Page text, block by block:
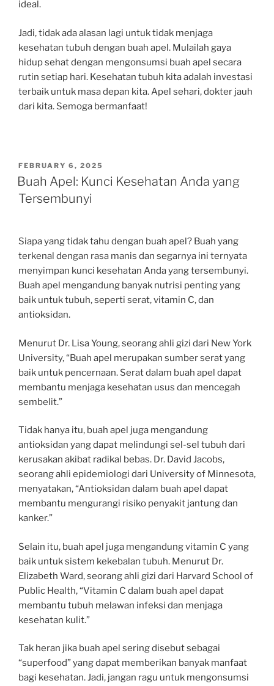
ideal.
Jadi, tidak ada alasan lagi untuk tidak menjaga
kesehatan tubuh dengan buah apel. Mulailah gaya
hidup sehat dengan mengonsumsi buah apel secara
rutin setiap hari. Kesehatan tubuh kita adalah investasi
terbaik untuk masa depan kita. Apel sehari, dokter jauh
dari kita. Semoga bermanfaat!
POSTED
ON
FEBRUARY 6, 2025
Buah Apel: Kunci Kesehatan Anda yang
Tersembunyi
Siapa yang tidak tahu dengan buah apel? Buah yang
terkenal dengan rasa manis dan segarnya ini ternyata
menyimpan kunci kesehatan Anda yang tersembunyi.
Buah apel mengandung banyak nutrisi penting yang
baik untuk tubuh, seperti serat, vitamin C, dan
antioksidan.
Menurut Dr. Lisa Young, seorang ahli gizi dari New York
University, “Buah apel merupakan sumber serat yang
baik untuk pencernaan. Serat dalam buah apel dapat
membantu menjaga kesehatan usus dan mencegah
sembelit.”
Tidak hanya itu, buah apel juga mengandung
antioksidan yang dapat melindungi sel-sel tubuh dari
kerusakan akibat radikal bebas. Dr. David Jacobs,
seorang ahli epidemiologi dari University of Minnesota,
menyatakan, “Antioksidan dalam buah apel dapat
membantu mengurangi risiko penyakit jantung dan
kanker.”
Selain itu, buah apel juga mengandung vitamin C yang
baik untuk sistem kekebalan tubuh. Menurut Dr.
Elizabeth Ward, seorang ahli gizi dari Harvard School of
Public Health, “Vitamin C dalam buah apel dapat
membantu tubuh melawan infeksi dan menjaga
kesehatan kulit.”
Tak heran jika buah apel sering disebut sebagai
“superfood” yang dapat memberikan banyak manfaat
bagi kesehatan. Jadi, jangan ragu untuk mengonsumsi